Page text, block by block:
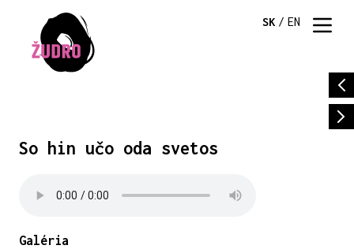
SK / EN
So hin učo oda svetos
Galéria